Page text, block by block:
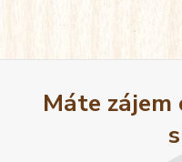
Máte zájem